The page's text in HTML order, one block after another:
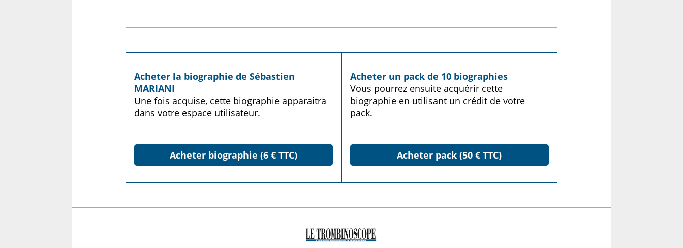
Acheter la biographie de Sébastien
MARIANI
Une fois acquise, cette biographie apparaitra
dans votre espace utilisateur.
Acheter biographie (6 € TTC)
Acheter un pack de 10 biographies
Vous pourrez ensuite acquérir cette
biographie en utilisant un crédit de votre
pack.
Acheter pack (50 € TTC)